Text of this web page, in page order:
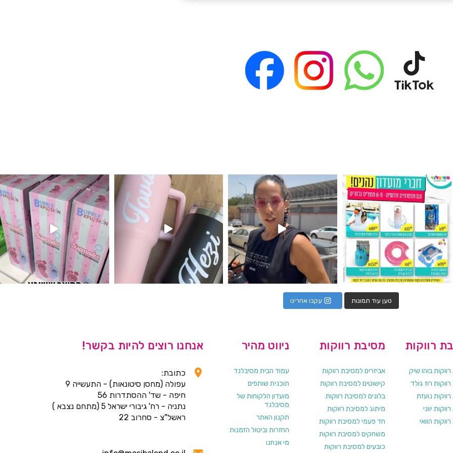
מין העובר רק במסיבלנד !! קיים
כוס נירוסטה ענקית שכול אחד צריך! קיימת באתר ובסניהמוצר הכי מבוקש שלנו מטף לגילוי מין העובר חזר למלא
טען עוד תמונות עקבו אחרינו
אנחנו רוצים להיות בקשר!
כתובת:
עפולה (מחסן סיטונאות) - התעשייה 9
חיפה - שד' ההסתדרות 56
נתניה - רח' גיבורי ישראל 5 (מתחם נצבא )
ראשל"צ - סחרוב 22
ניווט מהיר
עמוד הבית מסיבלנד
תוכנית שותפים
מועדון הלקוחות של
מסיבלנד
תקנון האתר
החזרות וביטול הזמנות
מי אנחנו
מסיבת רווקות
אביזרים למסיבת רווקות
קישוטים למסיבת רווקות
בלונים למסיבת רווקות
מיתוג למסיבת רווקות
חד פעמי למסיבת רווקות
משחקים למסיבת רווקות
כובעים למסיבת רווקות
רווקות
בוהו שיק
רוז גולד
נועזת
יווני
הוואי